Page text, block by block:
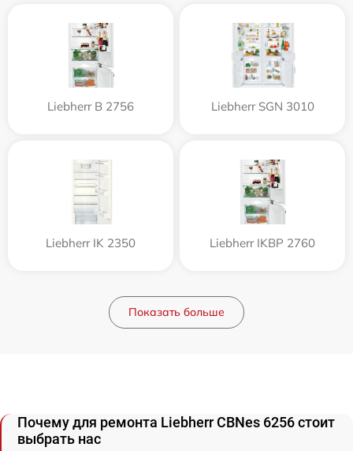
Liebherr B 2756 Liebherr SGN 3010
Liebherr IK 2350 Liebherr IKBP 2760
Показать больше
Почему для ремонта Liebherr CBNes 6256 стоит
выбрать нас